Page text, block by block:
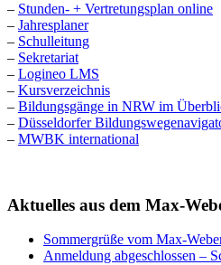
– Stunden- + Vertretungsplan online
– Jahresplaner
– Schulleitung
– Sekretariat
– Logineo LMS
– Kursverzeichnis
– Bildungsgänge in NRW im
– Düsseldorfer
– MWBK international
Aktuelles aus dem Max-
Sommergrüße vom Max-
Anmeldung abgeschlossen –